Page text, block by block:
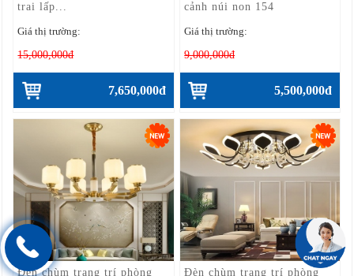
trai lấp...
Giá thị trường:
15,000,000đ
7,650,000đ
cảnh núi non 154
Giá thị trường:
9,000,000đ
5,500,000đ
Đèn chùm trang trí phòng Đèn chùm trang trí phòng